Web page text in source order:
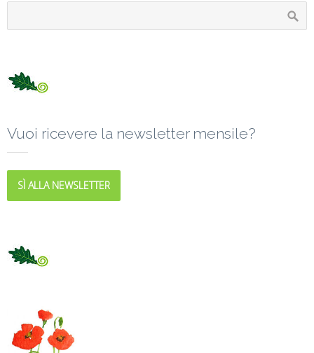
Vuoi ricevere la newsletter mensile?
SÌ ALLA NEWSLETTER